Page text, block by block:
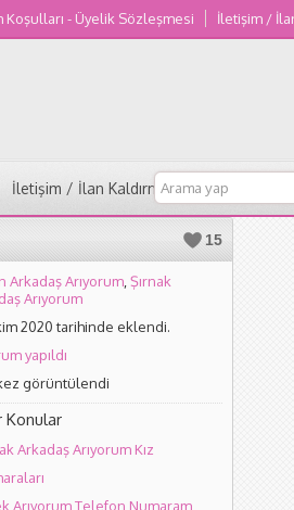
Koşulları - Üyelik Sözleşmesi İletişim /
İletişim / İlan Kaldırma
15
Arkadaş Arıyorum Şırnak
Arıyorum
2020 tarihinde eklendi.
yapıldı
görüntülendi
Konular
Arkadaş Arıyorum Kız
Arıyorum Telefon Numaram